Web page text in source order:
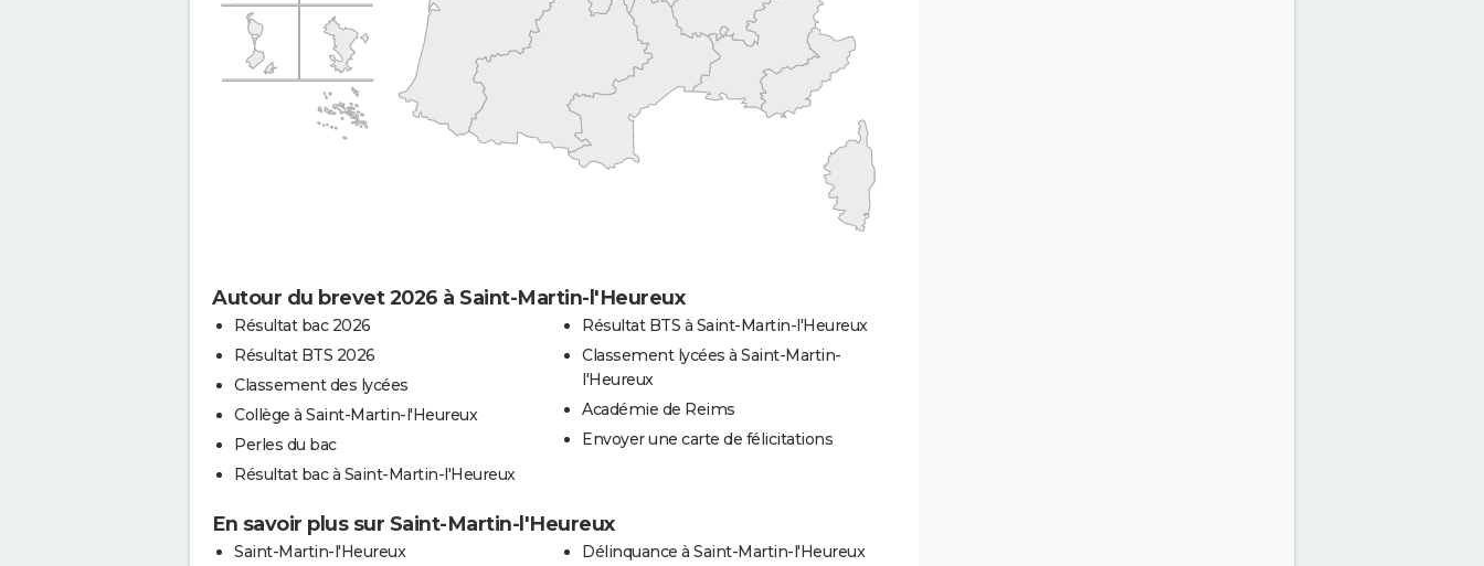
Autour du brevet 2026 à Saint-Martin-l'Heureux
Résultat bac 2026
Résultat BTS 2026
Classement des lycées
Collège à Saint-Martin-l'Heureux
Perles du bac
Résultat bac à Saint-Martin-l'Heureux
Résultat BTS à Saint-Martin-l'Heureux
Classement lycées à Saint-Martin-
l'Heureux
Académie de Reims
Envoyer une carte de félicitations
En savoir plus sur Saint-Martin-l'Heureux
Saint-Martin-l'Heureux
Délinquance à Saint-Martin-l'Heureux